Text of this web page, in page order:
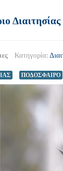
Κατηγορία:
ΠΟΔΟΣΦΑΙΡΟ